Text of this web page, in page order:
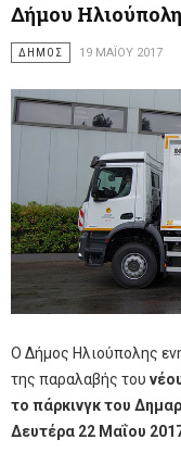
Δήμου
ΔΗΜΟΣ 19 ΜΑΪ́ΟΥ 2017
Ο Δήμος Ηλιούπολης
της παραλαβής του
το πάρκινγκ του
Δευτέρα 22 Μαΐου